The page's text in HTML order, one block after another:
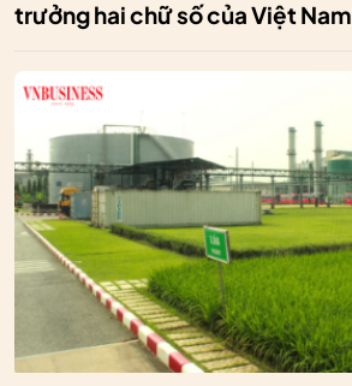
trưởng hai chữ số của Việt Nam